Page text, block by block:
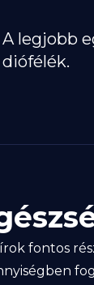
A legjobb
diófélék.
fontos